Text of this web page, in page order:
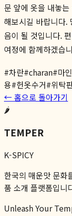
문 앞에 옷을 내놓
해보시길 바랍니다.
음이 될 것입니다.
여정에 함께하겠습
#차란#charan#마
용#헌옷수거#위탁
← 홈으로 돌아가기
🌶️
TEMPER
K-SPICY
한국의 매운맛 문화
품 소개 플랫폼입니
Unleash Your